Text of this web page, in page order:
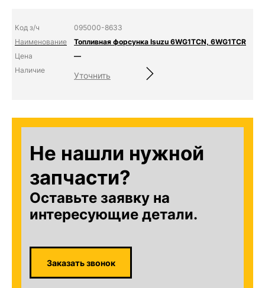
095000-8633
Топливная форсунка Isuzu 6WG1TCN, 6WG1TCR
—
Уточнить
Не нашли нужной
запчасти?
Оставьте заявку на
интересующие детали.
Заказать звонок